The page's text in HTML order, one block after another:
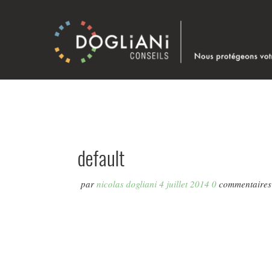
default
parnicolas dogliani 4 juillet 20140commentaires